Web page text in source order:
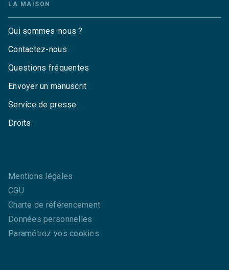
LA MAISON
Qui sommes-nous ?
Contactez-nous
Questions fréquentes
Envoyer un manuscrit
Service de presse
Droits
Mentions légales
CGU
Charte de référencement
Données personnelles
Paramétrez vos cookies